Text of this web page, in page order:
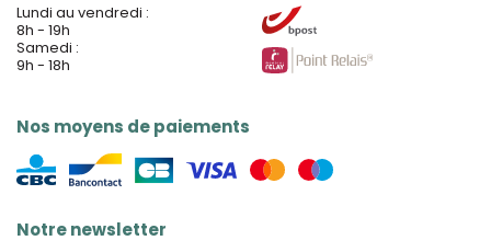
Lundi au vendredi :
8h - 19h
Samedi :
9h - 18h
Nos moyens de paiements
Notre newsletter